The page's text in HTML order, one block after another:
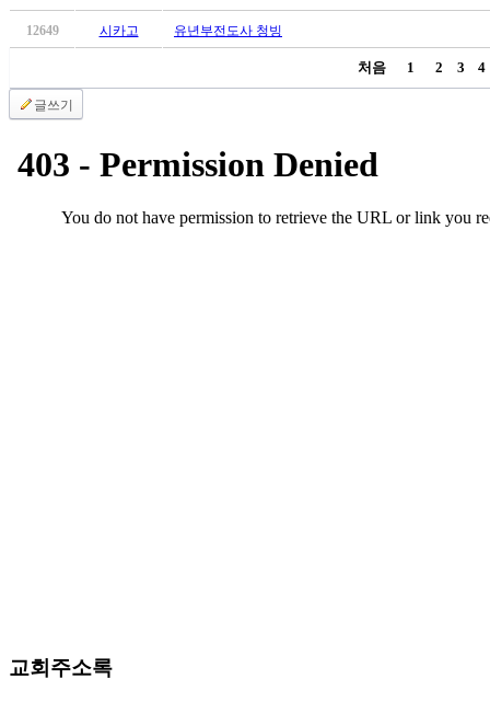
12649 시카고 유년부전도사 청빙
처음 1 2 3 4
글쓰기
교회주소록